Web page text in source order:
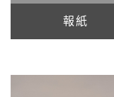
報紙